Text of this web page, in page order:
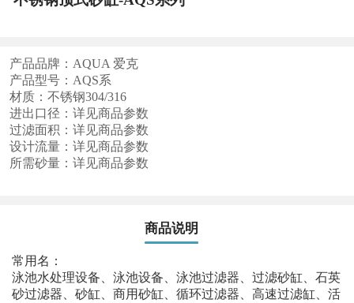
产品品牌：AQUA 爱克
产品型号：AQS系
材质：不锈钢304/316
进出口径：详见商品参数
过滤面积：详见商品参数
设计流量：详见商品参数
所需砂量：详见商品参数
商品说明
常用名：
泳池水处理设备、泳池设备、泳池过滤器、过滤砂缸、石英
砂过滤器、砂缸、商用砂缸、循环过滤器、高速过滤缸、活